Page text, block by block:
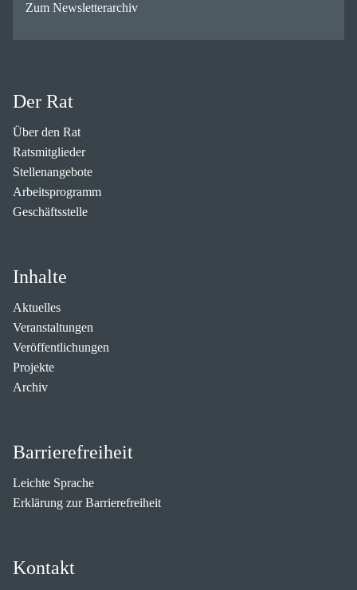
Zum Newsletterarchiv
Der Rat
Über den Rat
Ratsmitglieder
Stellenangebote
Arbeitsprogramm
Geschäftsstelle
Inhalte
Aktuelles
Veranstaltungen
Veröffentlichungen
Projekte
Archiv
Barrierefreiheit
Leichte Sprache
Erklärung zur Barrierefreiheit
Kontakt